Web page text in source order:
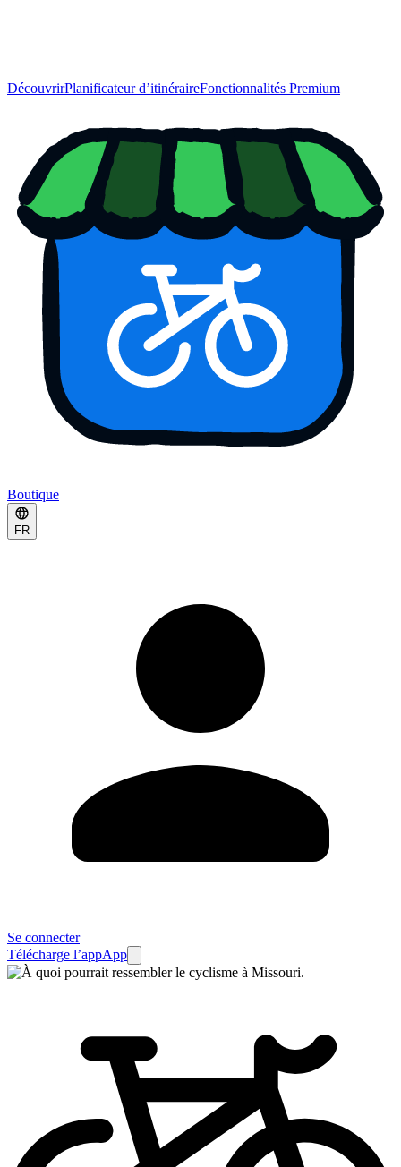
DécouvrirPlanificateur d’itinéraireFonctionnalités Premium
Boutique
FR
Se connecter
Télécharge l’appApp